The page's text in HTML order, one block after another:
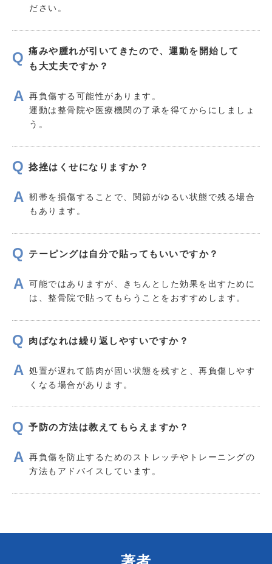
ださい。
痛みや腫れが引いてきたので、運動を開始して
も大丈夫ですか？
再負傷する可能性があります。
運動は整骨院や医療機関の了承を得てからにしましょ
う。
捻挫はくせになりますか？
靭帯を損傷することで、関節がゆるい状態で残る場合
もあります。
テーピングは自分で貼ってもいいですか？
可能ではありますが、きちんとした効果を出すために
は、整骨院で貼ってもらうことをおすすめします。
肉ばなれは繰り返しやすいですか？
処置が遅れて筋肉が固い状態を残すと、再負傷しやす
くなる場合があります。
予防の方法は教えてもらえますか？
再負傷を防止するためのストレッチやトレーニングの
方法もアドバイスしています。